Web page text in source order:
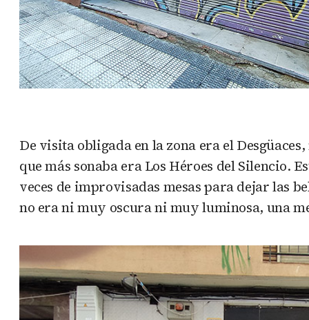
De visita obligada en la zona era el
que más sonaba era Los Héroes del Silencio.
veces de improvisadas mesas para dejar las
no era ni muy oscura ni muy luminosa, una